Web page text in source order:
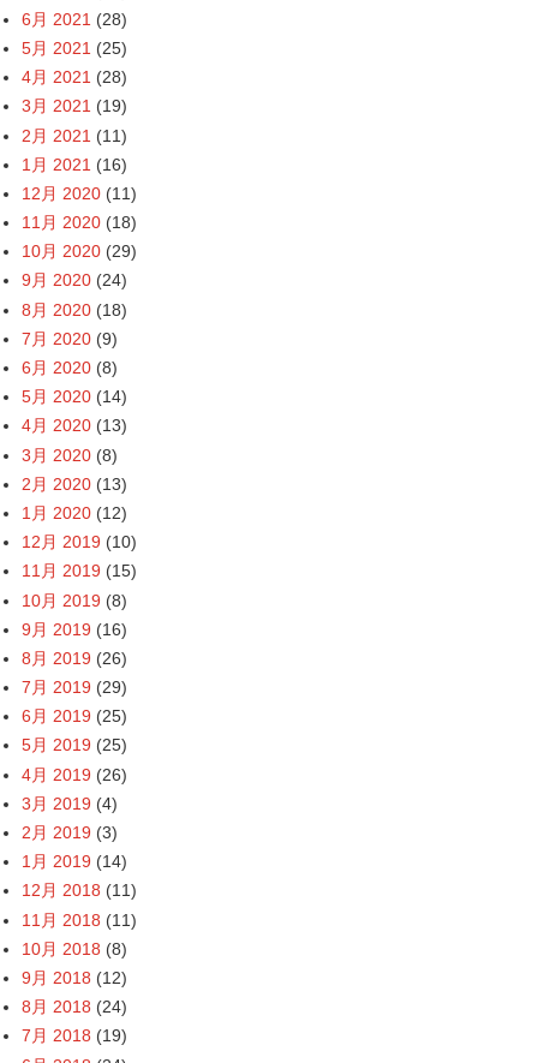
6月 2021 (28)
5月 2021 (25)
4月 2021 (28)
3月 2021 (19)
2月 2021 (11)
1月 2021 (16)
12月 2020 (11)
11月 2020 (18)
10月 2020 (29)
9月 2020 (24)
8月 2020 (18)
7月 2020 (9)
6月 2020 (8)
5月 2020 (14)
4月 2020 (13)
3月 2020 (8)
2月 2020 (13)
1月 2020 (12)
12月 2019 (10)
11月 2019 (15)
10月 2019 (8)
9月 2019 (16)
8月 2019 (26)
7月 2019 (29)
6月 2019 (25)
5月 2019 (25)
4月 2019 (26)
3月 2019 (4)
2月 2019 (3)
1月 2019 (14)
12月 2018 (11)
11月 2018 (11)
10月 2018 (8)
9月 2018 (12)
8月 2018 (24)
7月 2018 (19)